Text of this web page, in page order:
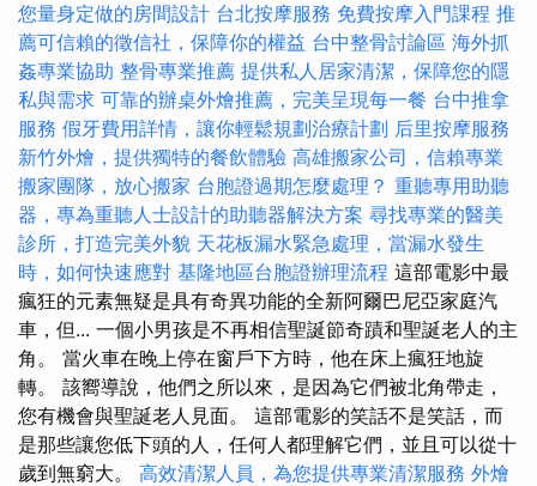
您量身定做的房間設計 台北按摩服務 免費按摩入門課程 推
薦可信賴的徵信社，保障你的權益 台中整骨討論區 海外抓
姦專業協助 整骨專業推薦 提供私人居家清潔，保障您的隱
私與需求 可靠的辦桌外燴推薦，完美呈現每一餐 台中推拿
服務 假牙費用詳情，讓你輕鬆規劃治療計劃 后里按摩服務
新竹外燴，提供獨特的餐飲體驗 高雄搬家公司，信賴專業
搬家團隊，放心搬家 台胞證過期怎麼處理？ 重聽專用助聽
器，專為重聽人士設計的助聽器解決方案 尋找專業的醫美
診所，打造完美外貌 天花板漏水緊急處理，當漏水發生
時，如何快速應對 基隆地區台胞證辦理流程 這部電影中最
瘋狂的元素無疑是具有奇異功能的全新阿爾巴尼亞家庭汽
車，但... 一個小男孩是不再相信聖誕節奇蹟和聖誕老人​​的主
角。 當火車在晚上停在窗戶下方時，他在床上瘋狂地旋
轉。 該嚮導說，他們之所以來，是因為它們被北角帶走，
您有機會與聖誕老人見面。 這部電影的笑話不是笑話，而
是那些讓您低下頭的人，任何人都理解它們，並且可以從十
歲到無窮大。 高效清潔人員，為您提供專業清潔服務 外燴